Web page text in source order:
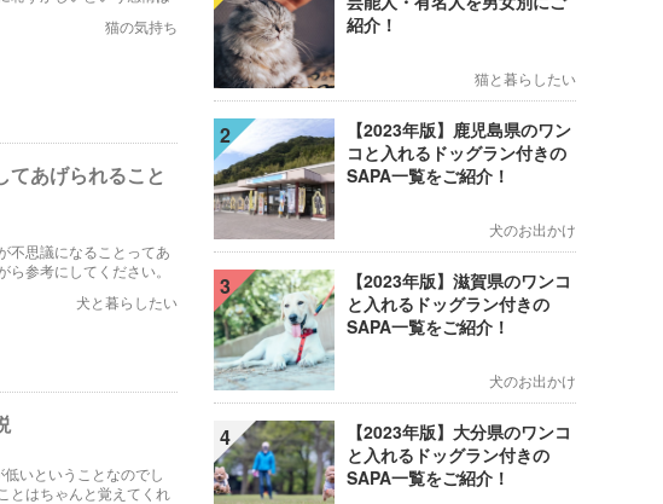
猫の気持ち
てあげられること
不思議になることってあ
参考にしてください。
犬と暮らしたい
いということなのでし
とはちゃんと覚えてくれ
紹介！
猫と暮らしたい
2
【2023年版】鹿児島県のワン
コと入れるドッグラン付きの
SAPA一覧をご紹介！
犬のお出かけ
3
【2023年版】滋賀県のワンコ
と入れるドッグラン付きの
SAPA一覧をご紹介！
犬のお出かけ
4
【2023年版】大分県のワンコ
と入れるドッグラン付きの
SAPA一覧をご紹介！